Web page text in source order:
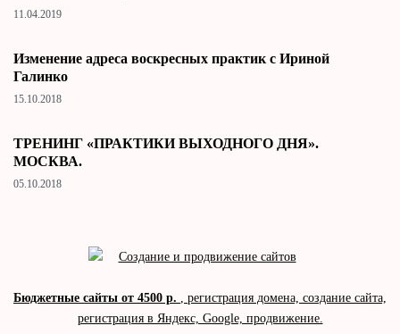
11.04.2019
Изменение адреса воскресных практик с Ириной
Галинко
15.10.2018
ТРЕНИНГ «ПРАКТИКИ ВЫХОДНОГО ДНЯ».
МОСКВА.
05.10.2018
Бюджетные сайты от 4500 р.
, регистрация домена, создание сайта,
регистрация в Яндекс, Google, продвижение.